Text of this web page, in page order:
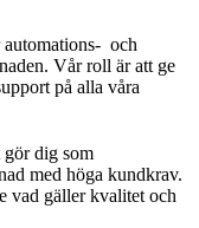
och
Vår roll är att ge
på alla våra
dig som
med höga kundkrav.
vad gäller kvalitet och